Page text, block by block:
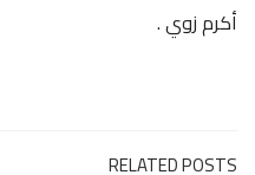
أكرم زوي .
RELATED POSTS